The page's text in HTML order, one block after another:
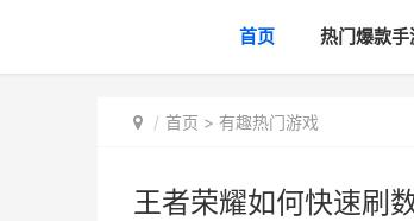
首页 热门爆款手
首页 > 有趣热门游戏
王者荣耀如何快速刷